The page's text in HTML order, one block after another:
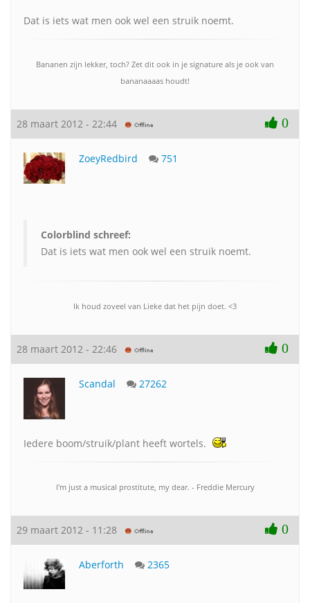
Dat is iets wat men ook wel een struik noemt.
Bananen zijn lekker, toch? Zet dit ook in je signature als je ook van
bananaaaas houdt!
28 maart 2012 - 22:44 0
ZoeyRedbird 751
Colorblind schreef:
Dat is iets wat men ook wel een struik noemt.
Ik houd zoveel van Lieke dat het pijn doet. <3
28 maart 2012 - 22:46 0
Scandal 27262
Iedere boom/struik/plant heeft wortels.
I'm just a musical prostitute, my dear. - Freddie Mercury
29 maart 2012 - 11:28 0
Aberforth 2365